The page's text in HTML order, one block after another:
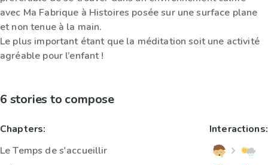
avec Ma Fabrique à Histoires posée sur une surface plane
et non tenue à la main.
Le plus important étant que la méditation soit une activité
agréable pour l’enfant !
6 stories to compose
Chapters:
Le Temps de s'accueillir
Interactions: